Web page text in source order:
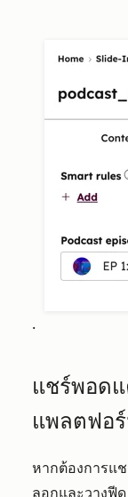
.
แชร์พอด
แพลตฟอ
หากต้องการแ
ลอกและวางฟี